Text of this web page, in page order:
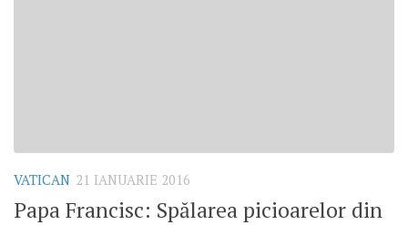
VATICAN 21 IANUARIE 2016
Papa Francisc: Spălarea picioarelor din